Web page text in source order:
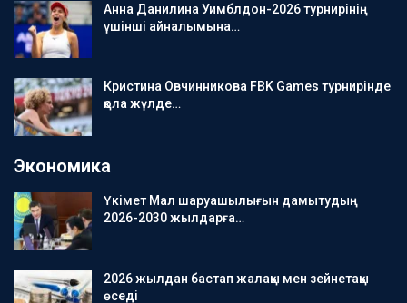
Анна Данилина Уимблдон-2026 турнирінің
үшінші айналымына…
Кристина Овчинникова FBK Games турнирінде
қола жүлде…
Экономика
Үкімет Мал шаруашылығын дамытудың
2026-2030 жылдарға…
2026 жылдан бастап жалақы мен зейнетақы
өседі